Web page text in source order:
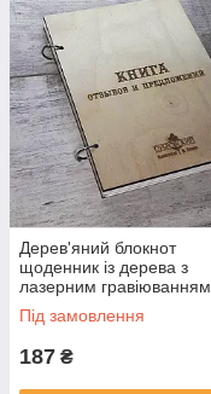
Дерев'яний блокнот
щоденник із дерева з
лазерним гравіюванням
Під замовлення
187 ₴